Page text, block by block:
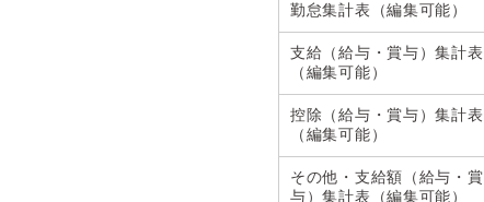
勤怠集計表（編集可能）
支給（給与・賞与）集計表
（編集可能）
控除（給与・賞与）集計表
（編集可能）
その他・支給額（給与・賞
与）集計表（編集可能）